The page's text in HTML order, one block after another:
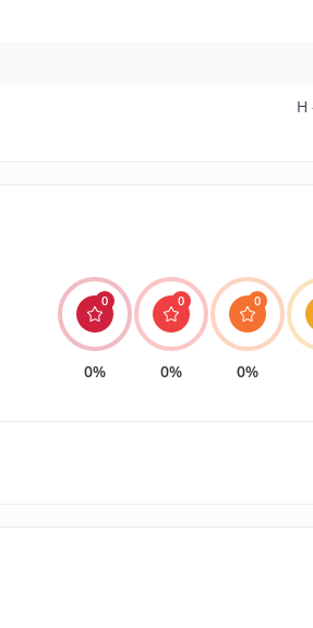
H
0
0%
0
0%
0
0%